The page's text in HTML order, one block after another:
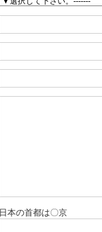
日本の首都は〇京